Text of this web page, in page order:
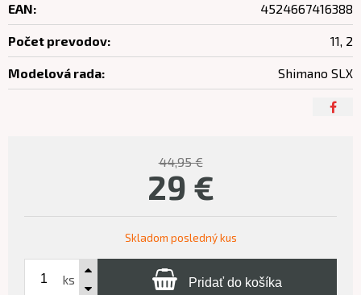
44,95 €
29 €
Skladom posledný kus
ks Pridať do košíka
EAN: 4524667416388
Počet prevodov: 11, 2
Modelová rada: Shimano SLX